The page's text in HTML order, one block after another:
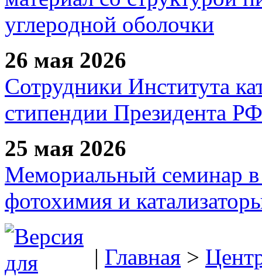
углеродной оболочки
26 мая 2026
Сотрудники Института
стипендии Президента РФ
25 мая 2026
Мемориальный семинар в
фотохимия и
| Главная >